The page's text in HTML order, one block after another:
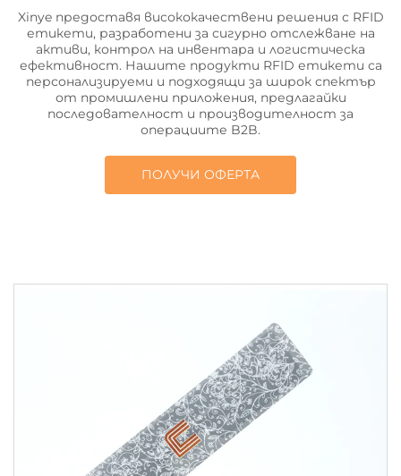
Xinye предоставя висококачествени решения с RFID
етикети, разработени за сигурно отслежване на
активи, контрол на инвентара и логистическа
ефективност. Нашите продукти RFID етикети са
персонализируеми и подходящи за широк спектър
от промишлени приложения, предлагайки
последователност и производителност за
операциите B2B.
ПОЛУЧИ ОФЕРТА